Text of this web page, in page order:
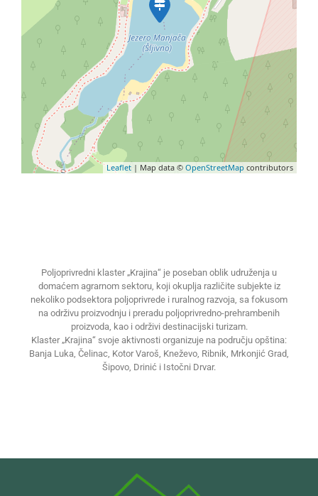
Leaflet | Map data © OpenStreetMap contributors
Poljoprivredni klaster „Krajina“ je poseban oblik udruženja u
domaćem agrarnom sektoru, koji okuplja različite subjekte iz
nekoliko podsektora poljoprivrede i ruralnog razvoja, sa fokusom
na održivu proizvodnju i preradu poljoprivredno-prehrambenih
proizvoda, kao i održivi destinacijski turizam.
Klaster „Krajina“ svoje aktivnosti organizuje na području opština:
Banja Luka, Čelinac, Kotor Varoš, Kneževo, Ribnik, Mrkonjić Grad,
Šipovo, Drinić i Istočni Drvar.